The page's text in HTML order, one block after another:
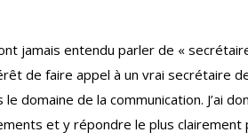
jamais entendu parler de «
de faire appel à un vrai secrétaire
domaine de la communication. J’ai
et y répondre le plus clairement